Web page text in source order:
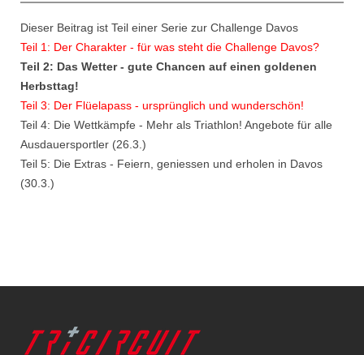
Dieser Beitrag ist Teil einer Serie zur Challenge Davos
Teil 1: Der Charakter - für was steht die Challenge Davos?
Teil 2: Das Wetter - gute Chancen auf einen goldenen
Herbsttag!
Teil 3: Der Flüelapass - ursprünglich und wunderschön!
Teil 4: Die Wettkämpfe - Mehr als Triathlon! Angebote für alle
Ausdauersportler (26.3.)
Teil 5: Die Extras - Feiern, geniessen und erholen in Davos
(30.3.)